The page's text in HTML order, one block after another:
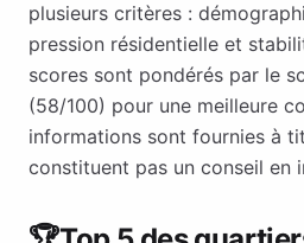
plusieurs critères :
pression résidentielle et
scores sont pondérés par le
(58/100) pour une meilleure
informations sont fournies à
constituent pas un conseil en